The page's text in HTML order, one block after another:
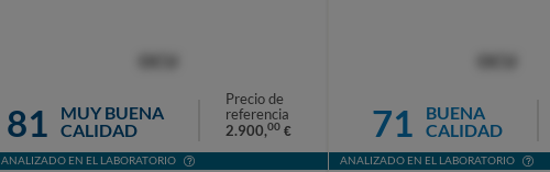
81
MUY BUENA
CALIDAD
Precio de
referencia
2.900,00 €
ANALIZADO EN EL LABORATORIO
71
BUENA
CALIDAD
ANALIZADO EN EL LABORATORIO